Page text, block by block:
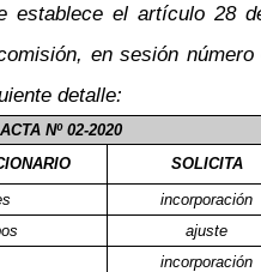
establece el artículo 28
en sesión
detalle:
ACTA Nº 02-2020
SOLICITA
incorporación
ajuste
incorporación